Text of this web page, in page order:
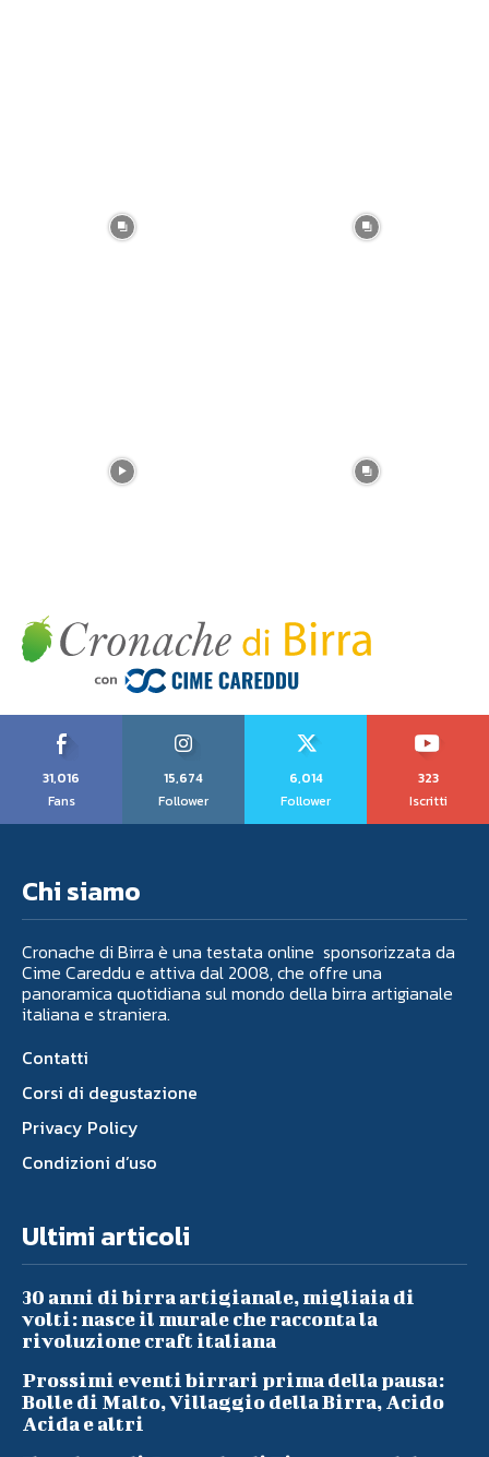
31,016
Fans
15,674
Follower
6,014
Follower
323
Iscritti
Chi siamo
Cronache di Birra è una testata online sponsorizzata da
Cime Careddu e attiva dal 2008, che offre una
panoramica quotidiana sul mondo della birra artigianale
italiana e straniera.
Contatti
Corsi di degustazione
Privacy Policy
Condizioni d’uso
Ultimi articoli
30 anni di birra artigianale, migliaia di
volti: nasce il murale che racconta la
rivoluzione craft italiana
Prossimi eventi birrari prima della pausa:
Bolle di Malto, Villaggio della Birra, Acido
Acida e altri